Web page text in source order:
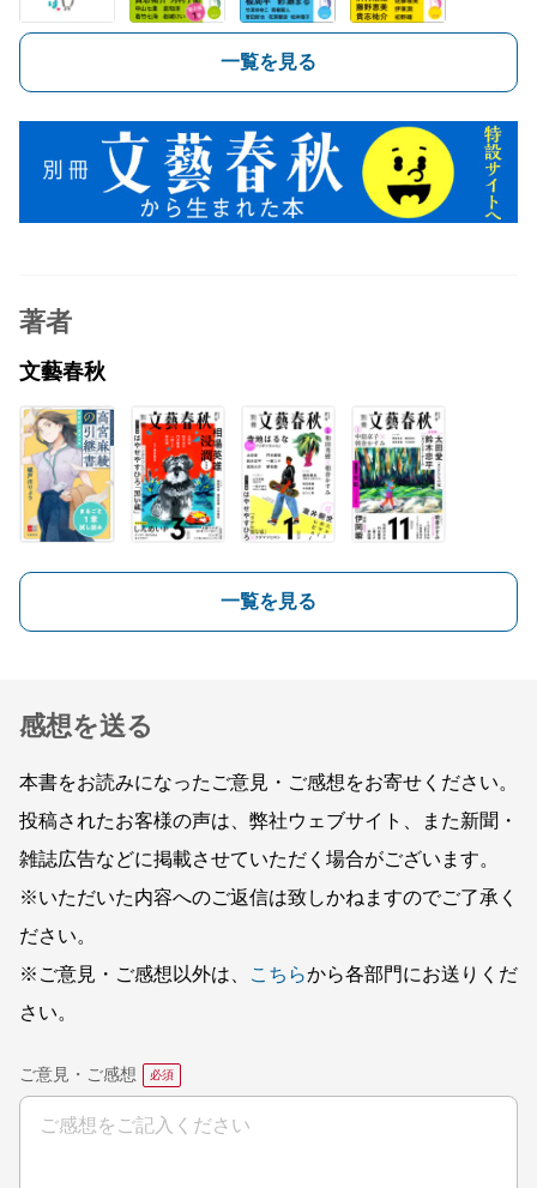
一覧を見る
著者
文藝春秋
一覧を見る
感想を送る
本書をお読みになったご意見・ご感想をお寄せください。
投稿されたお客様の声は、弊社ウェブサイト、また新聞・
雑誌広告などに掲載させていただく場合がございます。
※いただいた内容へのご返信は致しかねますのでご了承く
ださい。
※ご意見・ご感想以外は、
こちらから各部門にお送りくだ
さい。
ご意見・ご感想